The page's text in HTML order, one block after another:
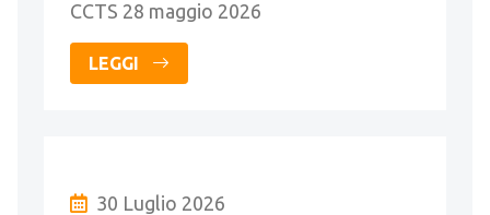
CCTS 28 maggio 2026
LEGGI
30 Luglio 2026